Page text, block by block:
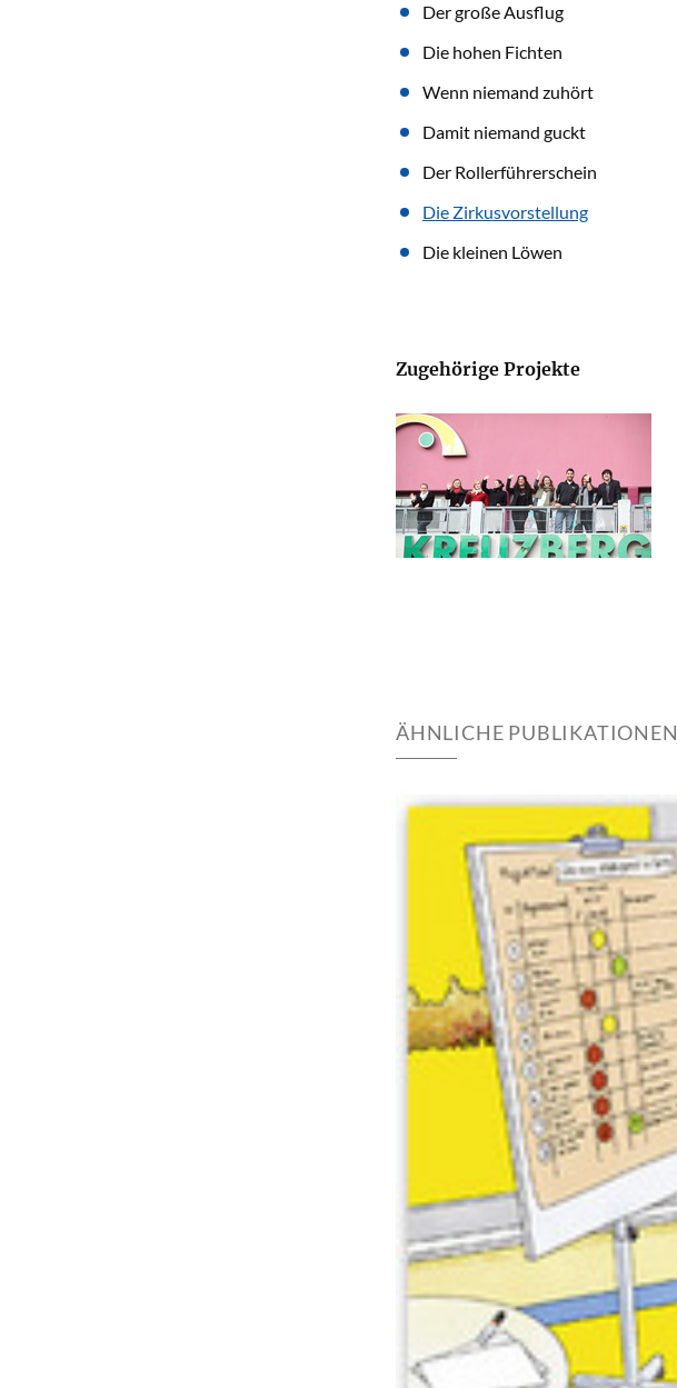
Der große Ausflug
Die hohen Fichten
Wenn niemand zuhört
Damit niemand guckt
Der Rollerführerschein
Die Zirkusvorstellung
Die kleinen Löwen
Zugehörige Projekte
ÄHNLICHE PUBLIKATIONEN